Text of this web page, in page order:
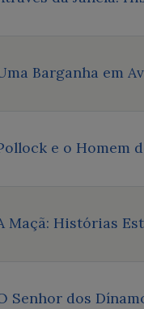
Barganha em
e o Homem
Maçã: Histórias
Senhor dos